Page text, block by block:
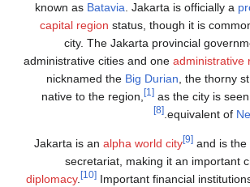
known as Batavia. Jakarta is officially a
capital region status, though it is
city. The Jakarta provincial
administrative cities and one administrative
nicknamed the Big Durian, the thorny
native to the region,
[1] as the city is
equivalent of
[8]
Jakarta is an alpha world city [9] and is the
secretariat, making it an important
diplomacy. [10] Important financial